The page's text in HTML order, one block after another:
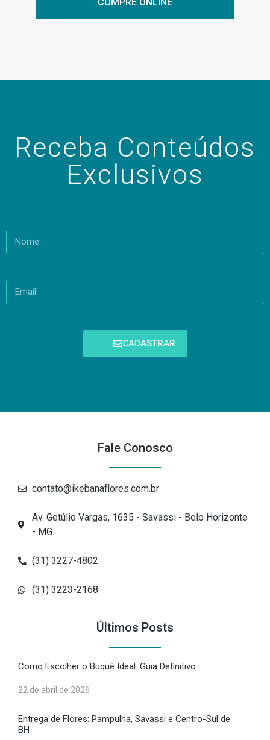
Receba Conteúdos
Exclusivos
CADASTRAR
Fale Conosco
contato@ikebanaflores.com.br
Av. Getúlio Vargas, 1635 - Savassi - Belo Horizonte
- MG.
(31) 3227-4802
(31) 3223-2168
Últimos Posts
Como Escolher o Buquê Ideal: Guia Definitivo
22 de abril de 2026
Entrega de Flores: Pampulha, Savassi e Centro-Sul de
BH